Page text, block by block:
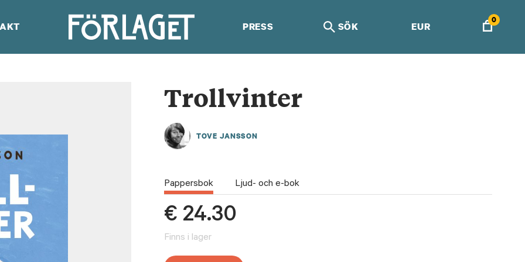
PRESS SÖK EUR
0
Trollvinter
TOVE JANSSON
Pappersbok Ljud- och e-bok
€ 24.30
Finns i lager